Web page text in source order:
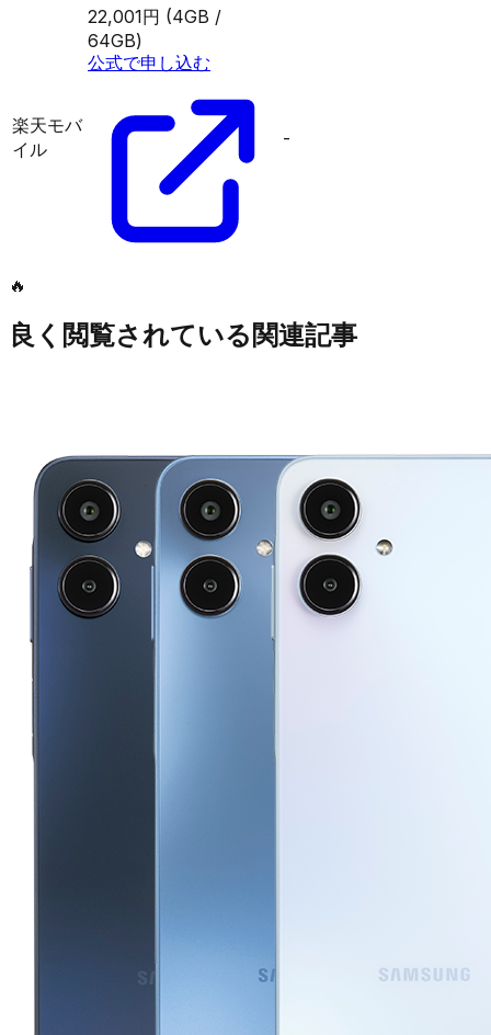
楽天モバ
イル
22,001円 (4GB /
64GB)
公式で申し込む
-
🔥
良く閲覧されている関連記事